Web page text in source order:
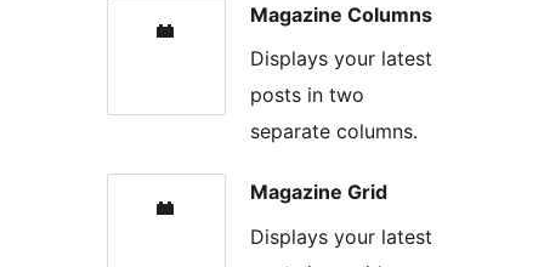
Magazine Columns
Displays your latest
posts in two
separate columns.
Magazine Grid
Displays your latest